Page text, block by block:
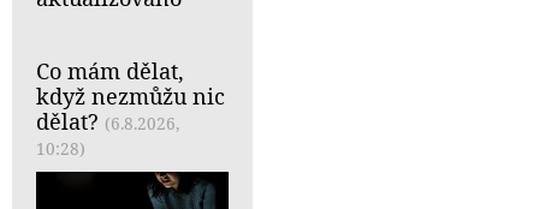
Co mám dělat,
když nezmůžu nic
dělat? (6.8.2026,
10:28)